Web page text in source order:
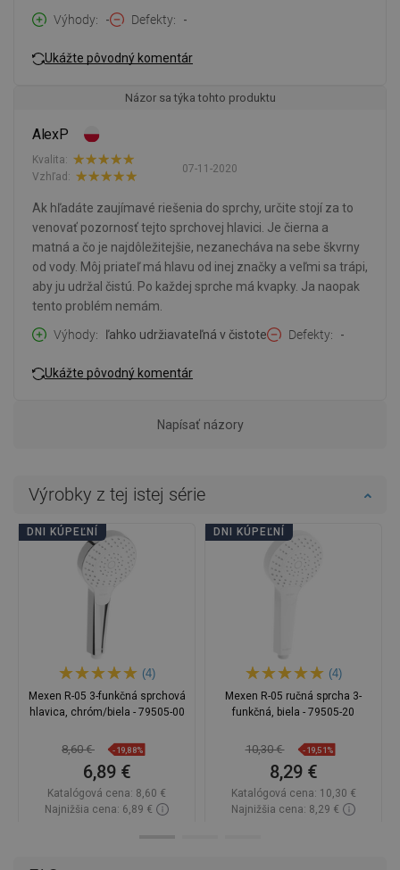
Výhody
- Defekty -
Ukážte pôvodný komentár
Názor sa týka tohto produktu
AlexP
07-11-2020
Kvalita:
Vzhľad:
Ak hľadáte zaujímavé riešenia do sprchy, určite stojí za to
venovať pozornosť tejto sprchovej hlavici. Je čierna a
matná a čo je najdôležitejšie, nezanecháva na sebe škvrny
od vody. Môj priateľ má hlavu od inej značky a veľmi sa trápi,
aby ju udržal čistú. Po každej sprche má kvapky. Ja naopak
tento problém nemám.
Výhody
ľahko udržiavateľná v čistote Defekty -
Ukážte pôvodný komentár
Napísať názory
Výrobky z tej istej série
DNI KÚPEĽNÍ
(4)
Mexen R-05 3-funkčná sprchová
hlavica, chróm/biela - 79505-00
8,60 € -19,88%
6,89 €
Katalógová cena: 8,60 €
Najnižšia cena: 6,89 €
DNI KÚPEĽNÍ
(4)
Mexen R-05 ručná sprcha 3-
funkčná, biela - 79505-20
10,30 € -19,51%
8,29 €
Katalógová cena: 10,30 €
Najnižšia cena: 8,29 €